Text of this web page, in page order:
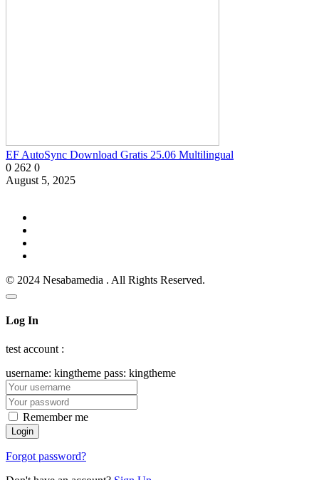
EF AutoSync Download Gratis 25.06 Multilingual
0 262 0
August 5, 2025
© 2024 Nesabamedia . All Rights Reserved.
Log In
test account :
username: kingtheme pass: kingtheme
Remember me
Forgot password?